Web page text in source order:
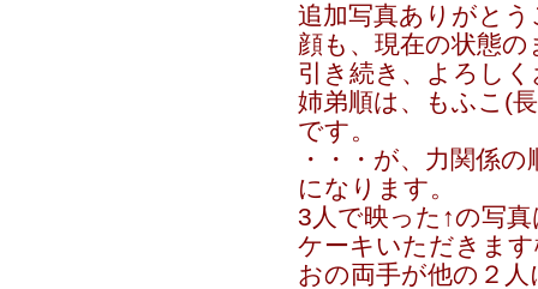
追加写真ありがと
顔も、現在の状態
引き続き、よろし
姉弟順は、もふこ(
です。
・・・が、力関係
になります。
3人で映った↑の写
ケーキいただきま
おの両手が他の２